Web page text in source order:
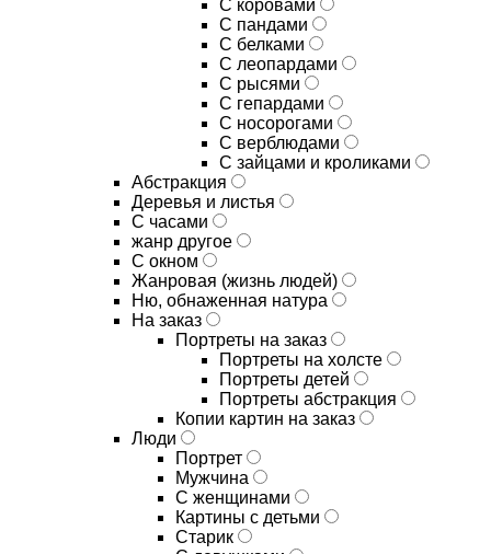
С коровами
С пандами
С белками
С леопардами
С рысями
С гепардами
С носорогами
С верблюдами
С зайцами и кроликами
Абстракция
Деревья и листья
С часами
жанр другое
С окном
Жанровая (жизнь людей)
Ню, обнаженная натура
На заказ
Портреты на заказ
Портреты на холсте
Портреты детей
Портреты абстракция
Копии картин на заказ
Люди
Портрет
Мужчина
С женщинами
Картины с детьми
Старик